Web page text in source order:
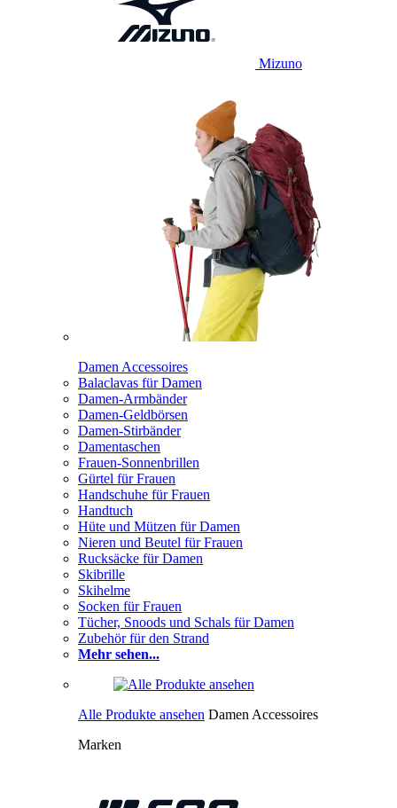
Mizuno
Damen Accessoires
Balaclavas für Damen
Damen-Armbänder
Damen-Geldbörsen
Damen-Stirbänder
Damentaschen
Frauen-Sonnenbrillen
Gürtel für Frauen
Handschuhe für Frauen
Handtuch
Hüte und Mützen für Damen
Nieren und Beutel für Frauen
Rucksäcke für Damen
Skibrille
Skihelme
Socken für Frauen
Tücher, Snoods und Schals für Damen
Zubehör für den Strand
Mehr sehen...
Alle Produkte ansehen Damen Accessoires
Marken